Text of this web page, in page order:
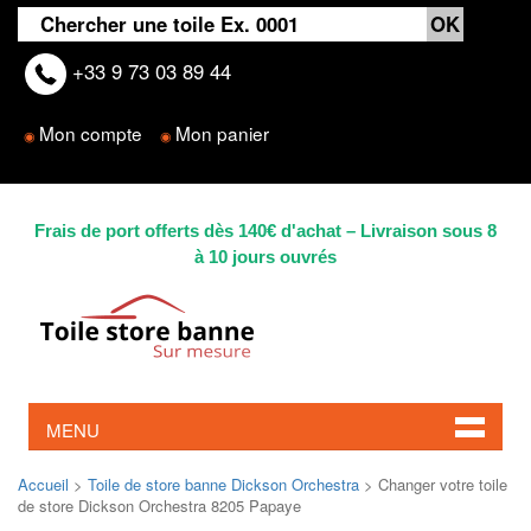
+33 9 73 03 89 44
◉ Mon compte ◉ Mon panier
Frais de port offerts dès 140€ d'achat – Livraison sous 8
à 10 jours ouvrés
MENU
Accueil > Toile de store banne Dickson Orchestra > Changer votre toile
de store Dickson Orchestra 8205 Papaye